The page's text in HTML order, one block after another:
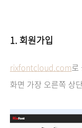
1. 회원가입
rixfontcloud.com로
화면 가장 오른쪽 상